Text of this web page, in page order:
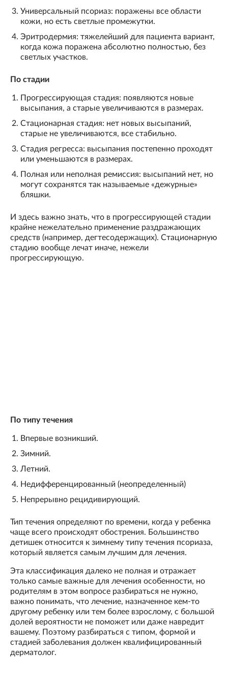
Универсальный псориаз: поражены все области
кожи, но есть светлые промежутки.
Эритродермия: тяжелейший для пациента вариант,
когда кожа поражена абсолютно полностью, без
светлых участков.
По стадии
Прогрессирующая стадия: появляются новые
высыпания, а старые увеличиваются в размерах.
Стационарная стадия: нет новых высыпаний,
старые не увеличиваются, все стабильно.
Стадия регресса: высыпания постепенно проходят
или уменьшаются в размерах.
Полная или неполная ремиссия: высыпаний нет, но
могут сохранятся так называемые «дежурные»
бляшки.
И здесь важно знать, что в прогрессирующей стадии
крайне нежелательно применение раздражающих
средств (например, дегтесодержащих). Стационарную
стадию вообще лечат иначе, нежели
прогрессирующую.
По типу течения
Впервые возникший.
Зимний.
Летний.
Недифференцированный (неопределенный)
Непрерывно рецидивирующий.
Тип течения определяют по времени, когда у ребенка
чаще всего происходят обострения. Большинство
детишек относится к зимнему типу течения псориаза,
который является самым лучшим для лечения.
Эта классификация далеко не полная и отражает
только самые важные для лечения особенности, но
родителям в этом вопросе разбираться не нужно,
важно понимать, что лечение, назначенное кем-то
другому ребенку или тем более взрослому, с большой
долей вероятности не поможет или даже навредит
вашему. Поэтому разбираться с типом, формой и
стадией заболевания должен квалифицированный
дерматолог.